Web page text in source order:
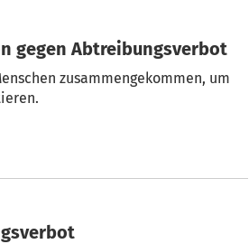
gegen Abtreibungsverbot
zusammengekommen, um